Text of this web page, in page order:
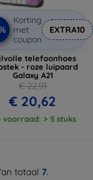
Korting
met
coupon
EXTRA10
telefoonhoes
- roze luipaard
Galaxy A21
€ 22,91
€ 20,62
voorraad: > 5 stuks
totaal 7.